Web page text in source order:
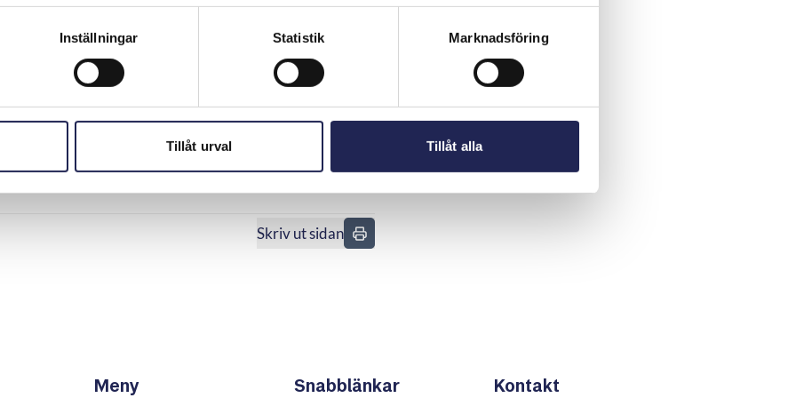
Inställningar Statistik Marknadsföring
Tillåt urval Tillåt alla
med stöd av 36 § avtalslagen och därmed lämnas utan
en konsument i princip kan ha rätt till ersättning för
rätt, utan enligt allmänna skadeståndsrättsliga
skada också ”begränsa skadan”.
begränsat skadan och avslog därför konsumentens
Skriv ut sidan
Meny Snabblänkar Kontakt